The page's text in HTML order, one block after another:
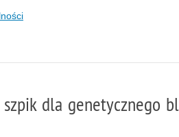
dla genetycznego